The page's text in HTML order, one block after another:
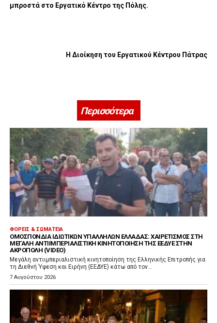
μπροστά στο Εργατικό Κέντρο της Πόλης.
Η Διοίκηση του Εργατικού Κέντρου Πάτρας
Περισσότερα
ΦΟΡΕΊΣ & ΣΩΜΑΤΕΊΑ
ΟΜΟΣΠΟΝΔΊΑ ΙΔΙΩΤΙΚΏΝ ΥΠΑΛΛΉΛΩΝ ΕΛΛΆΔΑΣ: ΧΑΙΡΕΤΙΣΜΌΣ ΣΤΗ
ΜΕΓΆΛΗ ΑΝΤΙΙΜΠΕΡΙΑΛΙΣΤΙΚΉ ΚΙΝΗΤΟΠΟΊΗΣΗ ΤΗΣ ΕΕΔΥΕ ΣΤΗΝ
ΑΚΡΌΠΟΛΗ (VIDEO)
Μεγάλη αντιιμπεριαλιστική κινητοποίηση της Ελληνικής Επιτροπής για
τη Διεθνή Ύφεση και Ειρήνη (ΕΕΔΥΕ) κάτω από τον...
7 Αυγούστου 2026